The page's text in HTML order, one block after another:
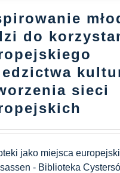
do
sieci
jako miejsca
- Biblioteka